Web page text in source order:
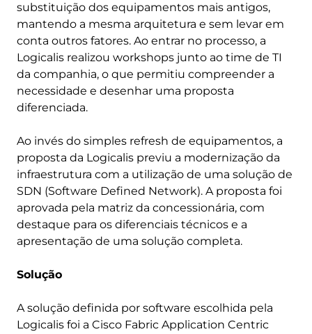
substituição dos equipamentos mais antigos,
mantendo a mesma arquitetura e sem levar em
conta outros fatores. Ao entrar no processo, a
Logicalis realizou workshops junto ao time de TI
da companhia, o que permitiu compreender a
necessidade e desenhar uma proposta
diferenciada.
Ao invés do simples refresh de equipamentos, a
proposta da Logicalis previu a modernização da
infraestrutura com a utilização de uma solução de
SDN (Software Defined Network). A proposta foi
aprovada pela matriz da concessionária, com
destaque para os diferenciais técnicos e a
apresentação de uma solução completa.
Solução
A solução definida por software escolhida pela
Logicalis foi a Cisco Fabric Application Centric